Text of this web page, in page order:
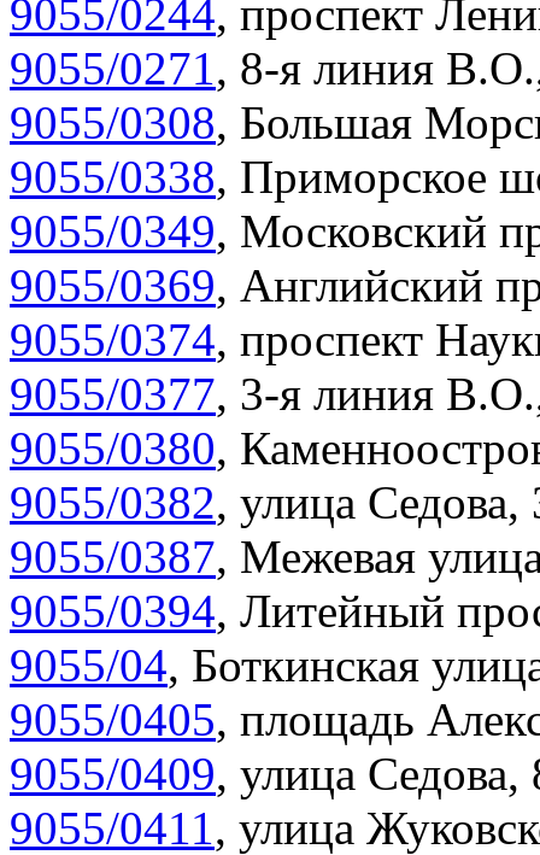
9055/0244, проспект
9055/0271, 8-я линия
9055/0308, Большая
9055/0338, Приморское
9055/0349, Московский
9055/0369, Английский
9055/0374, проспект
9055/0377, 3-я линия
9055/0380,
9055/0382, улица Седова,
9055/0387, Межевая
9055/0394, Литейный
9055/04, Боткинская
9055/0405, площадь
9055/0409, улица Седова,
9055/0411, улица